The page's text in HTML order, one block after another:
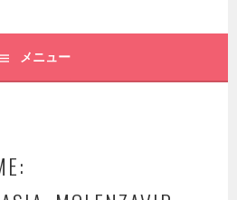
メニュー